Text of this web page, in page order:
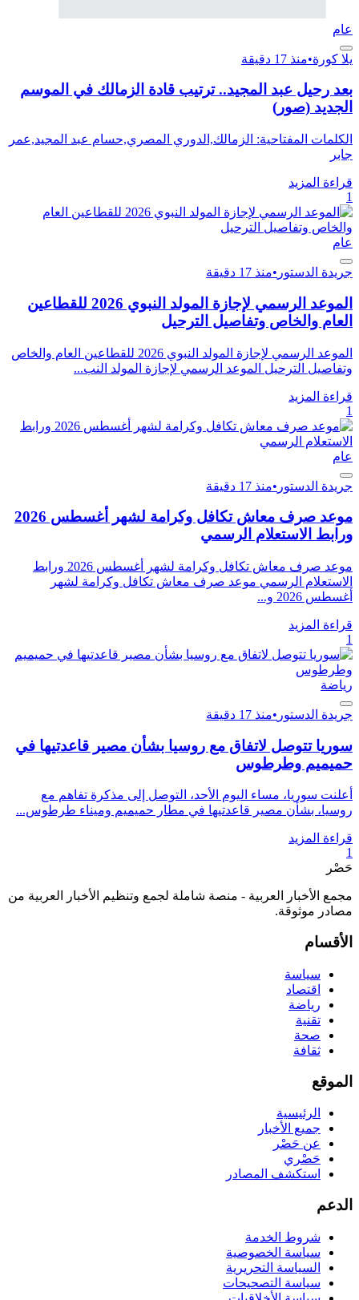
عام
يلا كورة•منذ 17 دقيقة
بعد رحيل عبد المجيد.. ترتيب قادة الزمالك في الموسم
الجديد (صور)
الكلمات المفتاحية: الزمالك,الدوري المصري,حسام عبد المجيد,عمر
جابر
قراءة المزيد
1
عام
جريدة الدستور •منذ 17 دقيقة
الموعد الرسمي لإجازة المولد النبوي 2026 للقطاعين
العام والخاص وتفاصيل الترحيل
الموعد الرسمي لإجازة المولد النبوي 2026 للقطاعين العام والخاص
وتفاصيل الترحيل الموعد الرسمي لإجازة المولد النب...
قراءة المزيد
1
عام
جريدة الدستور •منذ 17 دقيقة
موعد صرف معاش تكافل وكرامة لشهر أغسطس 2026
ورابط الاستعلام الرسمي
موعد صرف معاش تكافل وكرامة لشهر أغسطس 2026 ورابط
الاستعلام الرسمي موعد صرف معاش تكافل وكرامة لشهر
أغسطس 2026 و...
قراءة المزيد
1
رياضة
جريدة الدستور •منذ 17 دقيقة
سوريا تتوصل لاتفاق مع روسيا بشأن مصير قاعدتيها في
حميميم وطرطوس
أعلنت سوريا، مساء اليوم الأحد، التوصل إلى مذكرة تفاهم مع
روسيا، بشأن مصير قاعدتيها في مطار حميميم وميناء طرطوس...
قراءة المزيد
1
حَصْر
مجمع الأخبار العربية - منصة شاملة لجمع وتنظيم الأخبار العربية من
مصادر موثوقة.
الأقسام
سياسة
اقتصاد
رياضة
تقنية
صحة
ثقافة
الموقع
الرئيسية
جميع الأخبار
عن حَصْر
حَصْري
استكشف المصادر
الدعم
شروط الخدمة
سياسة الخصوصية
السياسة التحريرية
سياسة التصحيحات